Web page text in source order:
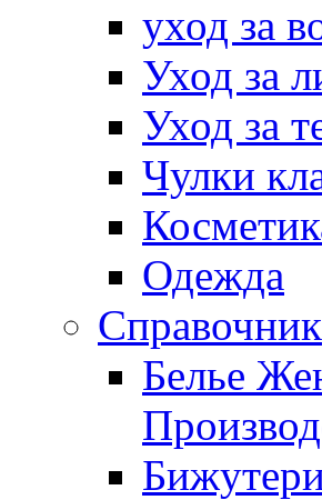
уход за
Уход за
Уход за
Чулки
Одежда
Справочник
Белье